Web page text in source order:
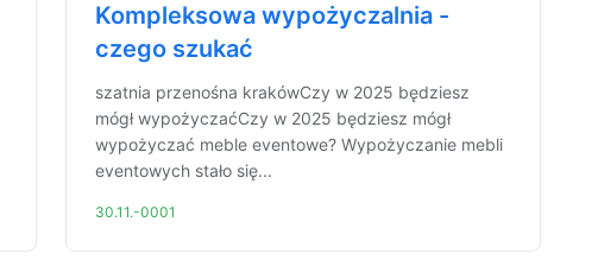
Kompleksowa wypożyczalnia -
czego szukać
szatnia przenośna krakówCzy w 2025 będziesz
mógł wypożyczaćCzy w 2025 będziesz mógł
wypożyczać meble eventowe? Wypożyczanie mebli
eventowych stało się...
30.11.-0001